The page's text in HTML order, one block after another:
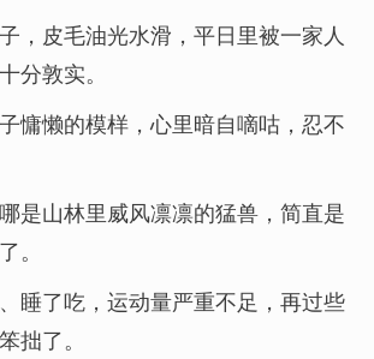
，皮毛油光水滑，平日里被一家人
分敦实。
慵懒的模样，心里暗自嘀咕，忍不
是山林里威风凛凛的猛兽，简直是
。
睡了吃，运动量严重不足，再过些
拙了。